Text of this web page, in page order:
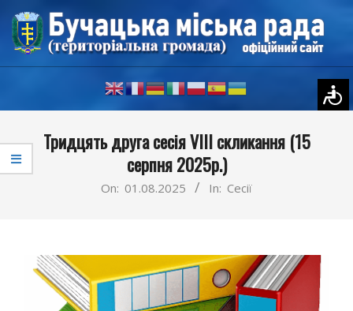
Skip
content
Navigation
Menu
Тридцять друга сесія VIII скликання (15
серпня 2025р.)
On: 01.08.2025 In: Сесії